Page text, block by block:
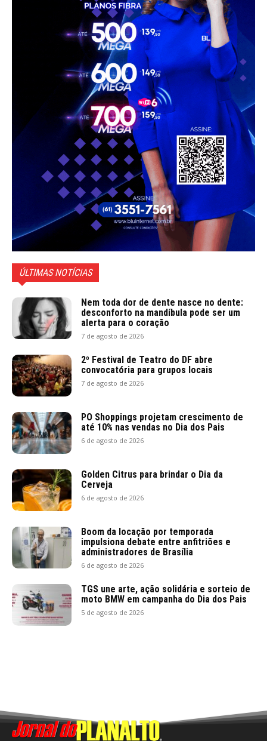
ÚLTIMAS NOTÍCIAS
Nem toda dor de dente nasce no dente:
desconforto na mandíbula pode ser um
alerta para o coração
7 de agosto de 2026
2º Festival de Teatro do DF abre
convocatória para grupos locais
7 de agosto de 2026
PO Shoppings projetam crescimento de
até 10% nas vendas no Dia dos Pais
6 de agosto de 2026
Golden Citrus para brindar o Dia da
Cerveja
6 de agosto de 2026
Boom da locação por temporada
impulsiona debate entre anfitriões e
administradores de Brasília
6 de agosto de 2026
TGS une arte, ação solidária e sorteio de
moto BMW em campanha do Dia dos Pais
5 de agosto de 2026